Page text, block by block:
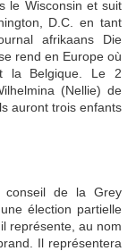
le Wisconsin et suit
D.C. en tant
afrikaans Die
rend en Europe où
la Belgique. Le 2
(Nellie) de
auront trois enfants
conseil de la Grey
élection partielle
représente, au nom
Il représentera